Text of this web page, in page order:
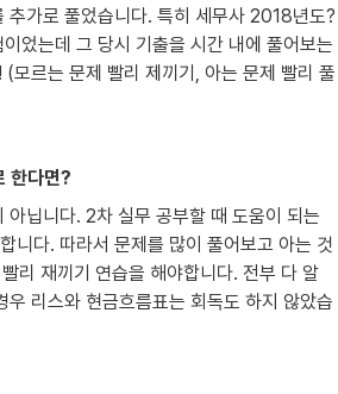
추가로 풀었습니다. 특히 세무사 2018년도?
었는데 그 당시 기출을 시간 내에 풀어보는
모르는 문제 빨리 제끼기, 아는 문제 빨리 풀
한다면?
아닙니다. 2차 실무 공부할 때 도움이 되는
니다. 따라서 문제를 많이 풀어보고 아는 것
리 재끼기 연습을 해야합니다. 전부 다 알
우 리스와 현금흐름표는 회독도 하지 않았습